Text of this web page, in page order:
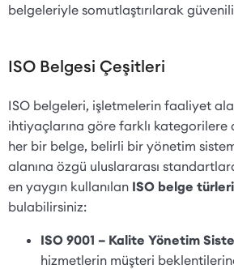
belgeleriyle somutlaştırılarak
ISO Belgesi Çeşitleri
ISO belgeleri, işletmelerin faaliyet
ihtiyaçlarına göre farklı kategorilere
her bir belge, belirli bir yönetim
alanına özgü uluslararası
en yaygın kullanılan ISO belge türleri
bulabilirsiniz:
ISO 9001 – Kalite Yönetim
hizmetlerin müşteri